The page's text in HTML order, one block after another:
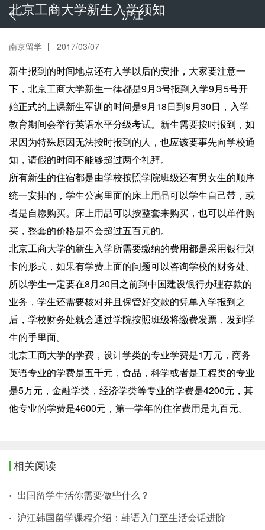
沪江
北京工商大学新生入学须知
南京留学 2017/03/07
新生报到的时间地点还有入学以后的安排，大家要注意一
下，北京工商大学新生一律都是9月3号报到入学9月5号开
始正式的上课新生军训的时间是9月18日到9月30日，入学
教育期间会举行英语水平分级考试。新生需要按时报到，如
果因为特殊原因无法按时报到的人，也应该要事先向学校通
知，请假的时间不能够超过两个礼拜。
所有新生的住宿都是由学校按照学院班级还有男女生的顺序
统一安排的，学生公寓里面的床上用品可以学生自己带，或
者是自愿购买。床上用品可以按整套来购买，也可以单件购
买，整套的价格是不会超过五百元的。
北京工商大学的新生入学所需要缴纳的费用都是采用银行划
卡的形式，如果有学费上面的问题可以咨询学校的财务处。
所以学生一定要在8月20日之前到中国建设银行办理存款的
业务，学生还需要核对并且保管好交款的凭单入学报到之
后，学校财务处就会通过学院按照班级将缴费发票，发到学
生的手里面。
北京工商大学的学费，设计学类的专业学费是1万元，商务
英语专业的学费是五千元，食品，科学或者是工程类的专业
是5万元，金融学类，经济学类等专业的学费是4200元，其
他专业的学费是4600元，第一学年的住宿费用是九百元。
相关阅读
出国留学生活你需要做些什么？
沪江韩国留学课程介绍：韩语入门至生活会话进阶